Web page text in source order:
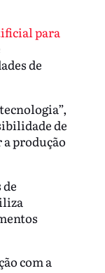
para
de
de
produção
com a